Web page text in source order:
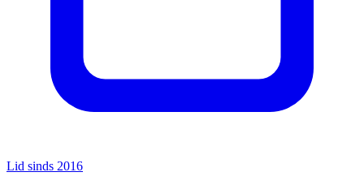
Lid sinds 2016